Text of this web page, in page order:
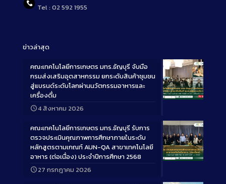
Tel : 02 592 1955
ข่าวล่าสุด
Long
คณะเทคโนโลยีการเกษตร มทร.ธัญบุรี จับมือ
กรมส่งเสริมอุตสาหกรรม ยกระดับสินค้าชุมชน
สู่แบรนด์ระดับโลกผ่านนวัตกรรมอาหารและ
เครื่องดื่ม
4 สิงหาคม 2026
Long
คณะเทคโนโลยีการเกษตร มทร.ธัญบุรี รับการ
ตรวจประเมินคุณภาพการศึกษาภายในระดับ
หลักสูตรตามเกณฑ์ AUN-QA สาขาเทคโนโลยี
อาหาร (ต่อเนื่อง) ประจำปีการศึกษา 2568
27 กรกฎาคม 2026